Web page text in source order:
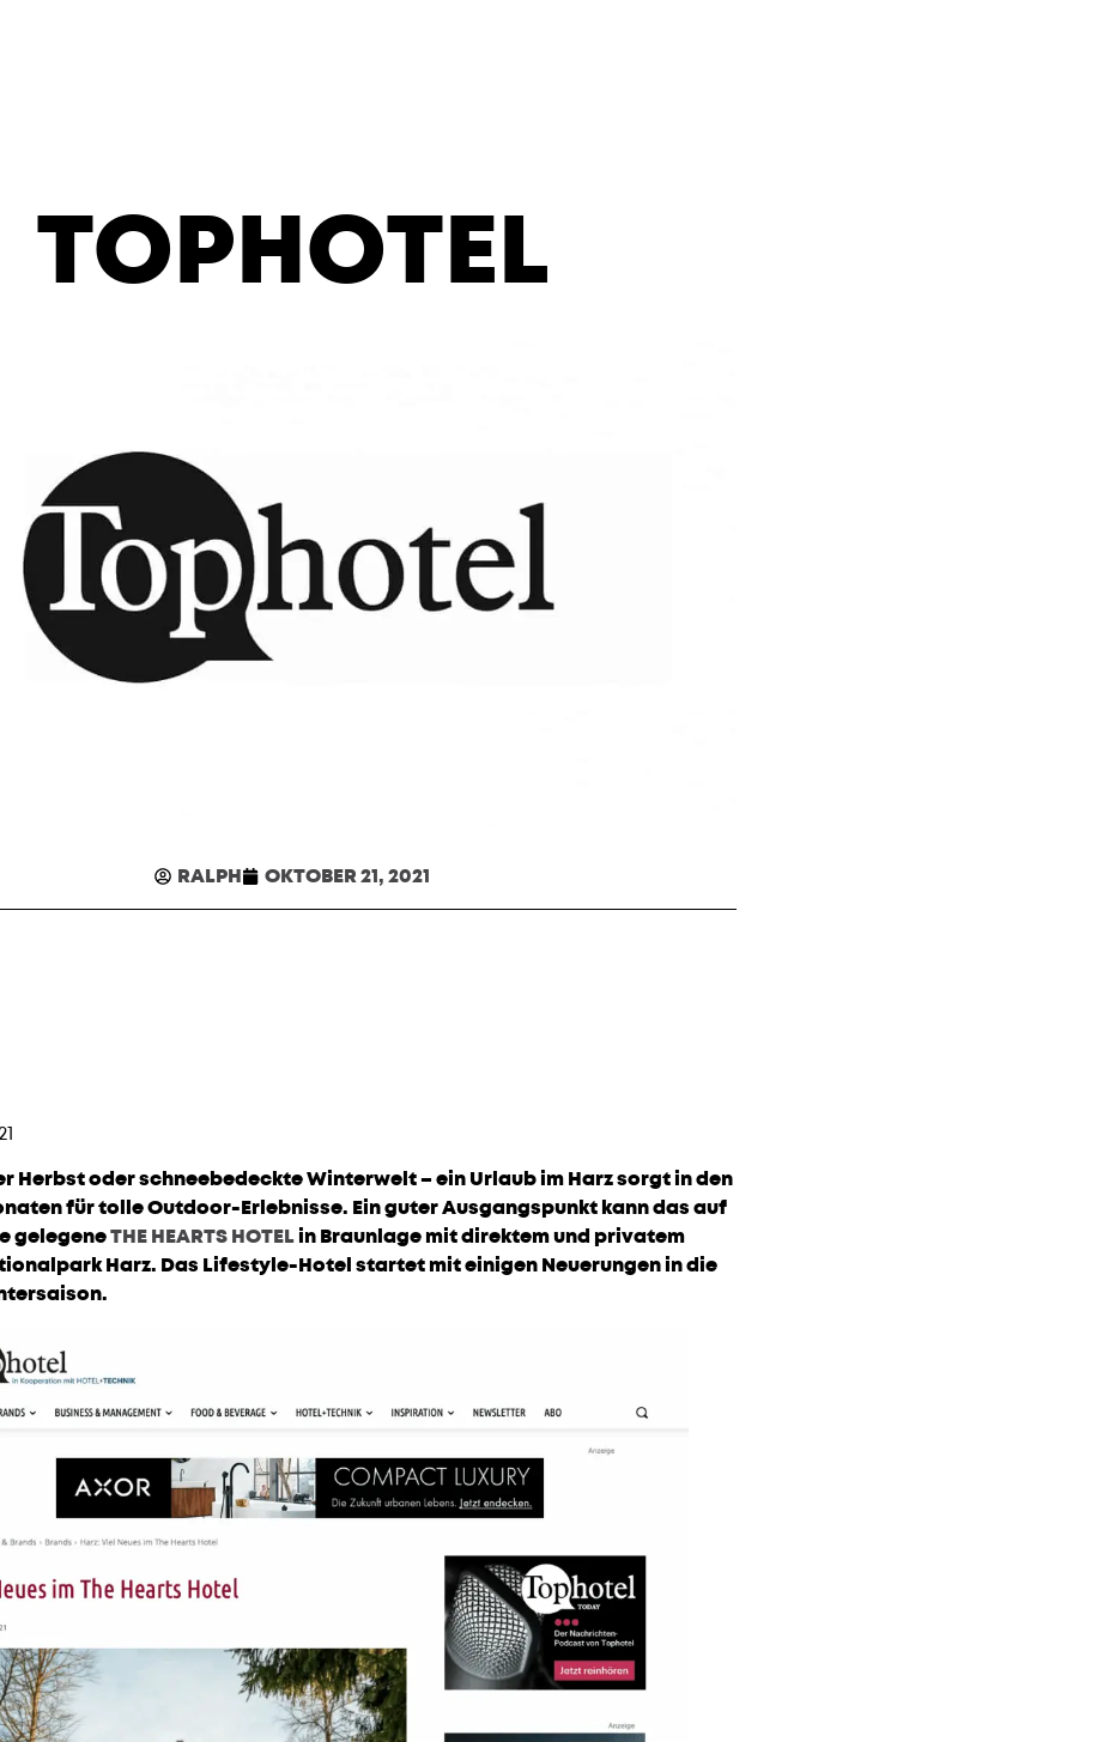
TOPHOTEL
RALPH OKTOBER 21, 2021
Herbst oder schneebedeckte Winterwelt – ein Urlaub im Harz sorgt in den
für tolle Outdoor-Erlebnisse. Ein guter Ausgangspunkt kann das auf
gelegeneTHE HEARTS HOTELin Braunlage mit direktem und privatem
Harz. Das Lifestyle-Hotel startet mit einigen Neuerungen in die